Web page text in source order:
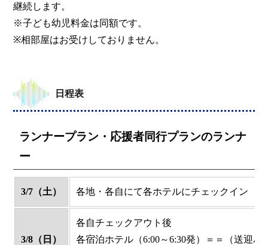
継続します。
※子ども幼児料金は同額です。
※相部屋はお受けしておりません。
日程表
ランナープラン・応援者同行プランのランナ
ー
3/7（土） 各地・各自にて各ホテルにチェックイン
3/8（日）
各自チェックアウト後
各宿泊ホテル（6:00～6:30発）＝＝（送迎